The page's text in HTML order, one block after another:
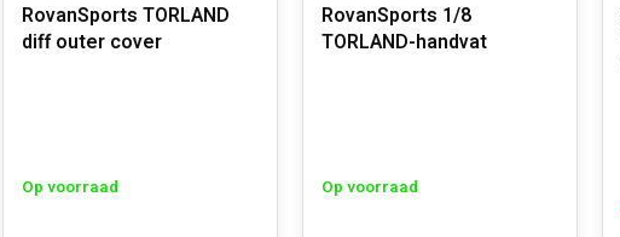
RovanSports TORLAND
diff outer cover
Op voorraad
RovanSports 1/8
TORLAND-handvat
Op voorraad